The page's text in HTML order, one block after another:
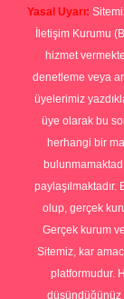
Yasal Uyarı:
İletişim Kurumu
hizmet
denetleme veya
üyelerimiz
üye olarak bu
herhangi bir
olup, gerçek
Gerçek kurum
Sitemiz, kar
platformudur.
düşündüğünüz